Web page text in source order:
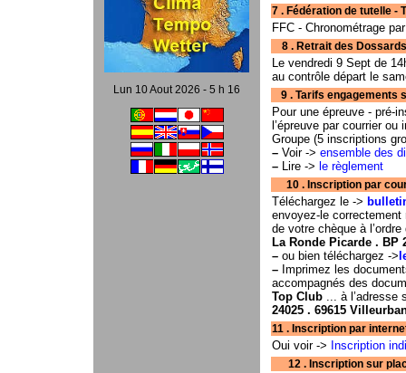
Lun 10 Aout 2026 - 5 h 16
7 . Fédération de tutelle -
FFC - Chronométrage
8 . Retrait des Dossards
Le vendredi 9 Sept de
au contrôle départ le
9 . Tarifs engagements
Pour une épreuve - pré-
l’épreuve par courrier
Groupe (5 inscriptions
– Voir -> ensemble des
– Lire -> le règlement
10 . Inscription par
Téléchargez le ->
envoyez-le
de votre chèque à
La Ronde Picarde . BP
– ou bien téléchargez ->
– Imprimez les
accompagnés des
Top Club ... à l’adresse
24025 . 69615
11 . Inscription par
Oui voir -> Inscription
12 . Inscription sur place